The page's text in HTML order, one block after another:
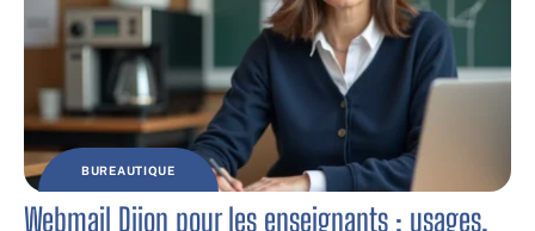
BUREAUTIQUE
Webmail Dijon pour les enseignants : usages,